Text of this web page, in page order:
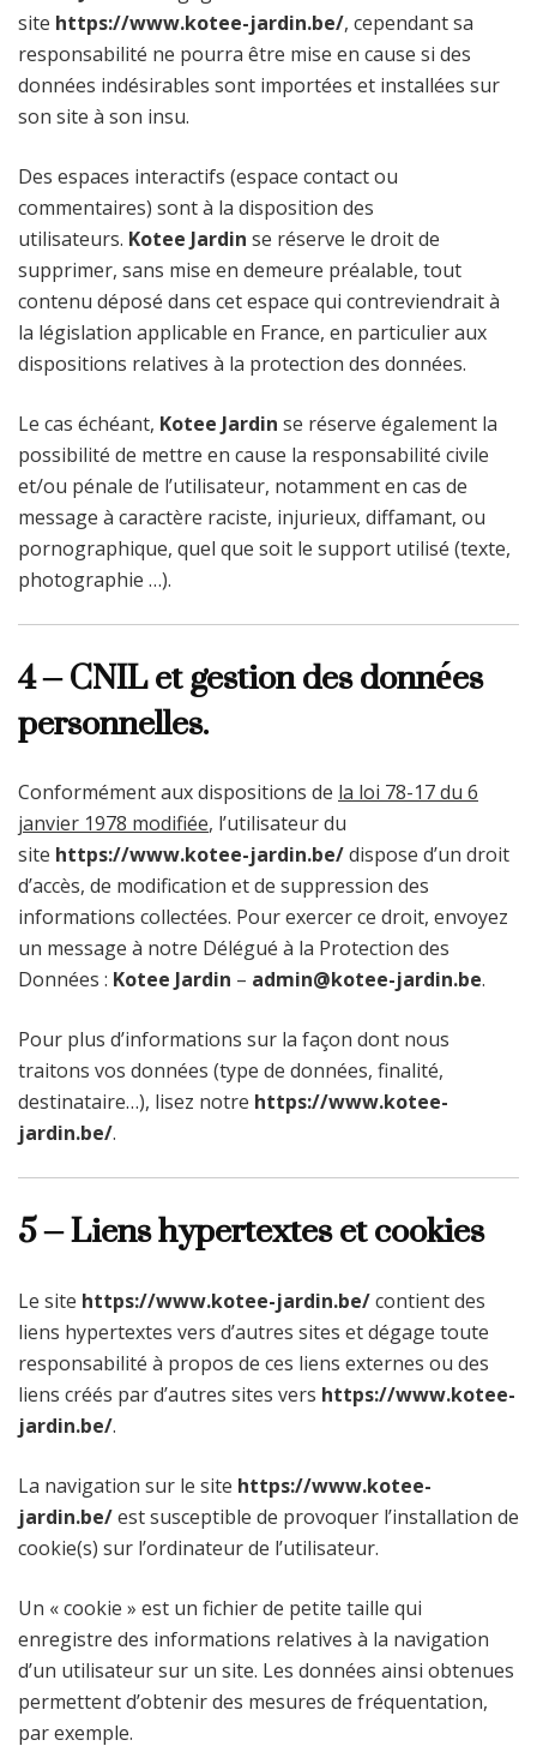
site https://www.kotee-jardin.be/, cependant sa
responsabilité ne pourra être mise en cause si des
données indésirables sont importées et installées sur
son site à son insu.
Des espaces interactifs (espace contact ou
commentaires) sont à la disposition des
utilisateurs. Kotee Jardin se réserve le droit de
supprimer, sans mise en demeure préalable, tout
contenu déposé dans cet espace qui contreviendrait à
la législation applicable en France, en particulier aux
dispositions relatives à la protection des données.
Le cas échéant, Kotee Jardin se réserve également la
possibilité de mettre en cause la responsabilité civile
et/ou pénale de l’utilisateur, notamment en cas de
message à caractère raciste, injurieux, diffamant, ou
pornographique, quel que soit le support utilisé (texte,
photographie …).
4 – CNIL et gestion des données
personnelles.
Conformément aux dispositions de la loi 78-17 du 6
janvier 1978 modifiée, l’utilisateur du
site https://www.kotee-jardin.be/dispose d’un droit
d’accès, de modification et de suppression des
informations collectées. Pour exercer ce droit, envoyez
un message à notre Délégué à la Protection des
Données : Kotee Jardin – admin@kotee-jardin.be.
Pour plus d’informations sur la façon dont nous
traitons vos données (type de données, finalité,
destinataire…), lisez notre https://www.kotee-
jardin.be/.
5 – Liens hypertextes et cookies
Le site https://www.kotee-jardin.be/contient des
liens hypertextes vers d’autres sites et dégage toute
responsabilité à propos de ces liens externes ou des
liens créés par d’autres sites vers https://www.kotee-
jardin.be/.
La navigation sur le site https://www.kotee-
jardin.be/est susceptible de provoquer l’installation de
cookie(s) sur l’ordinateur de l’utilisateur.
Un « cookie » est un fichier de petite taille qui
enregistre des informations relatives à la navigation
d’un utilisateur sur un site. Les données ainsi obtenues
permettent d’obtenir des mesures de fréquentation,
par exemple.